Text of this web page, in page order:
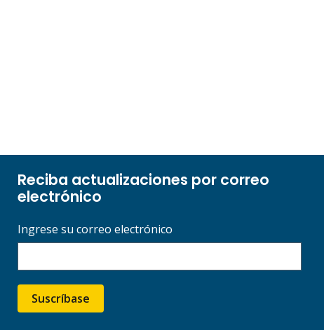
Reciba actualizaciones por correo
electrónico
Ingrese su correo electrónico
Suscríbase